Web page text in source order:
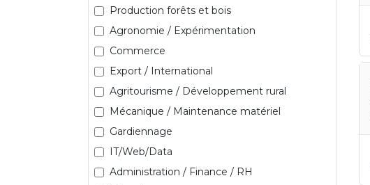
Production forêts et bois
Agronomie / Expérimentation
Commerce
Export / International
Agritourisme / Développement rural
Mécanique / Maintenance matériel
Gardiennage
IT/Web/Data
Administration / Finance / RH